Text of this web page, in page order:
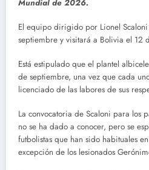
Mundial de 2026.
El equipo dirigido por Lionel
septiembre y visitará a Bolivia el 12
Está estipulado que el plantel
de septiembre, una vez que cada
licenciado de las labores de sus
La convocatoria de Scaloni para los
no se ha dado a conocer, pero se
futbolistas que han sido habituales
excepción de los lesionados